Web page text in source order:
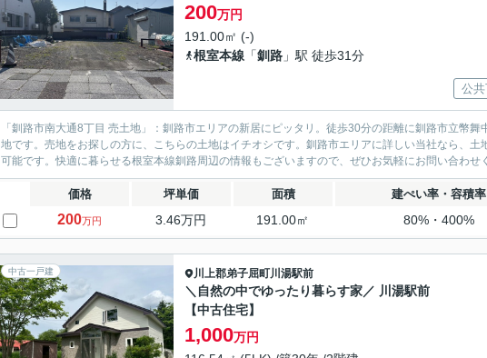
200万円
191.00㎡ (-)
根室本線 「釧路 」駅 徒歩31分
公
「釧路市南大通8丁目 売土地」：釧路市エリアの新居にピッタリ。徒歩30分の距離に釧路市立幣
地です。売地をお探しの方に、こちらの土地はイチオシです。釧路市エリアに詳しい当社なら、
可能です。快適に暮らせる根室本線釧路周辺の情報もございますので、ぜひお気軽にお問い合わせ
価格 坪単価 面積 建ぺい率・容積率
200万円 3.46万円 191.00㎡ 80%・400%
中古一戸建 川上郡弟子屈町川湯駅前
＼自然の中でゆったり暮らす家／ 川湯駅前
【中古住宅】
1,000万円